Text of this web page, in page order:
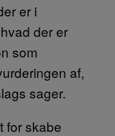
er i
der er
som
af,
sager.
for skabe